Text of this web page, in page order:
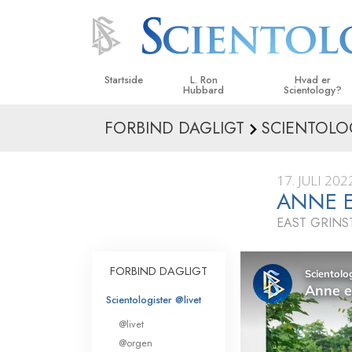
Startside L. Ron
Hubbard
Hvad er
Scientology?
Anskuelser og
Hvad scientologer
om Scientology
Indenfor i en Kirke
De
i Scientology
En introduktion til
FORBIND DAGLIGT
17. JULI
ANNE
EAST
FORBIND DAGLIGT
Scientologister @livet
@livet
@orgen